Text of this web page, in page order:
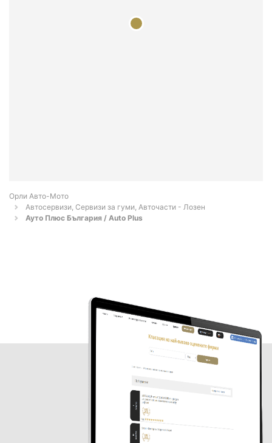
Орли Aвто-Mото
Автосервизи, Сервизи за гуми, Авточасти - Лозен
Ауто Плюс България / Auto Plus